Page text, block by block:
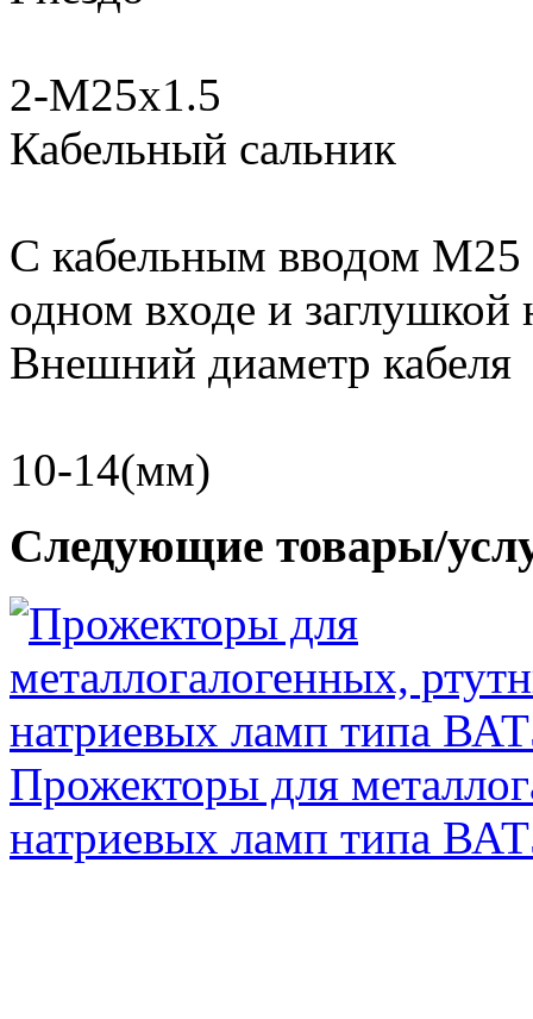
2-M25х1.5
Кабельный сальник
С кабельным вводом
одном входе и заглушкой
Внешний диаметр кабеля
10-14(мм)
Следующие товары/
Прожекторы для
натриевых ламп типа